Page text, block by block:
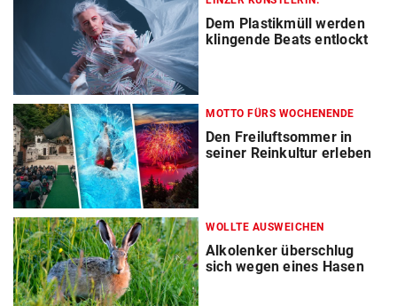
Dem Plastikmüll werden
klingende Beats entlockt
MOTTO FÜRS WOCHENENDE
Den Freiluftsommer in
seiner Reinkultur erleben
WOLLTE AUSWEICHEN
Alkolenker überschlug
sich wegen eines Hasen